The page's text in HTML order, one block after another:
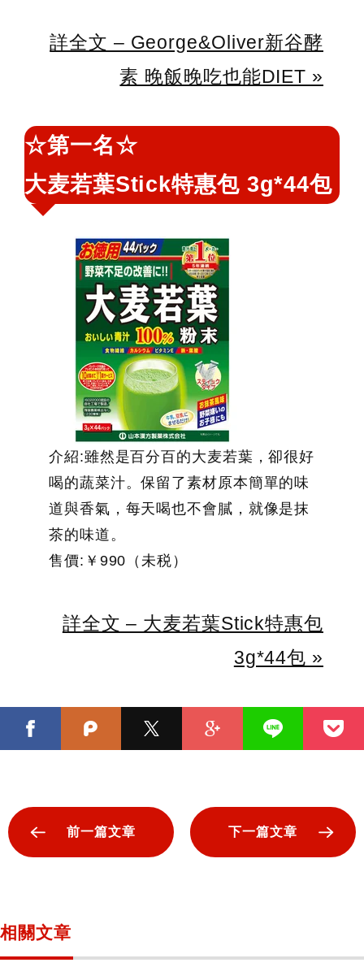
詳全文 – George&Oliver新谷酵
素 晚飯晚吃也能DIET »
☆第一名☆
大麦若葉Stick特惠包 3g*44包
介紹:雖然是百分百的大麦若葉，卻很好
喝的蔬菜汁。保留了素材原本簡單的味
道與香氣，每天喝也不會膩，就像是抹
茶的味道。
售價:￥990（未税）
詳全文 – 大麦若葉Stick特惠包
3g*44包 »
前一篇文章 下一篇文章
相關文章